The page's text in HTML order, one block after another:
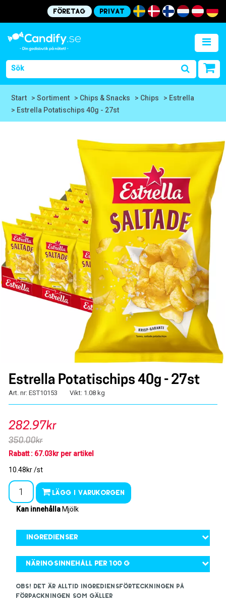
Företag Privat
Start > Sortiment > Chips & Snacks > Chips
> Estrella
> Estrella Potatischips 40g - 27st
Estrella Potatischips 40g - 27st
Art. nr: EST10153 Vikt: 1.08 kg
282.97kr
350.00kr
Rabatt : 67.03kr per artikel
10.48kr /st
Lägg i varukorgen
Kan innehålla Mjölk
Ingredienser
Näringsinnehåll per 100 g
OBS! Det är alltid ingrediensförteckningen på
förpackningen som gäller